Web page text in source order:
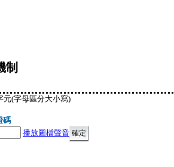
制
元(字母區分大小寫)
碼
播放圖檔聲音